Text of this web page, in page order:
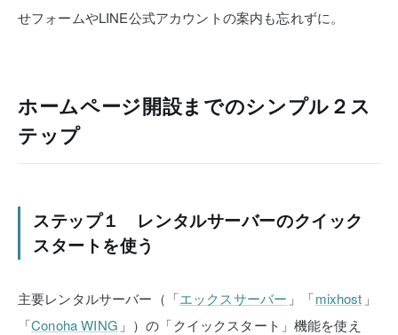
せフォームやLINE公式アカウントの案内も忘れずに。
ホームページ開設までのシンプル２ス
テップ
ステップ１ レンタルサーバーのクイック
スタートを使う
主要レンタルサーバー（「エックスサーバー 」「mixhost 」
「Conoha WING 」）の「クイックスタート」機能を使え